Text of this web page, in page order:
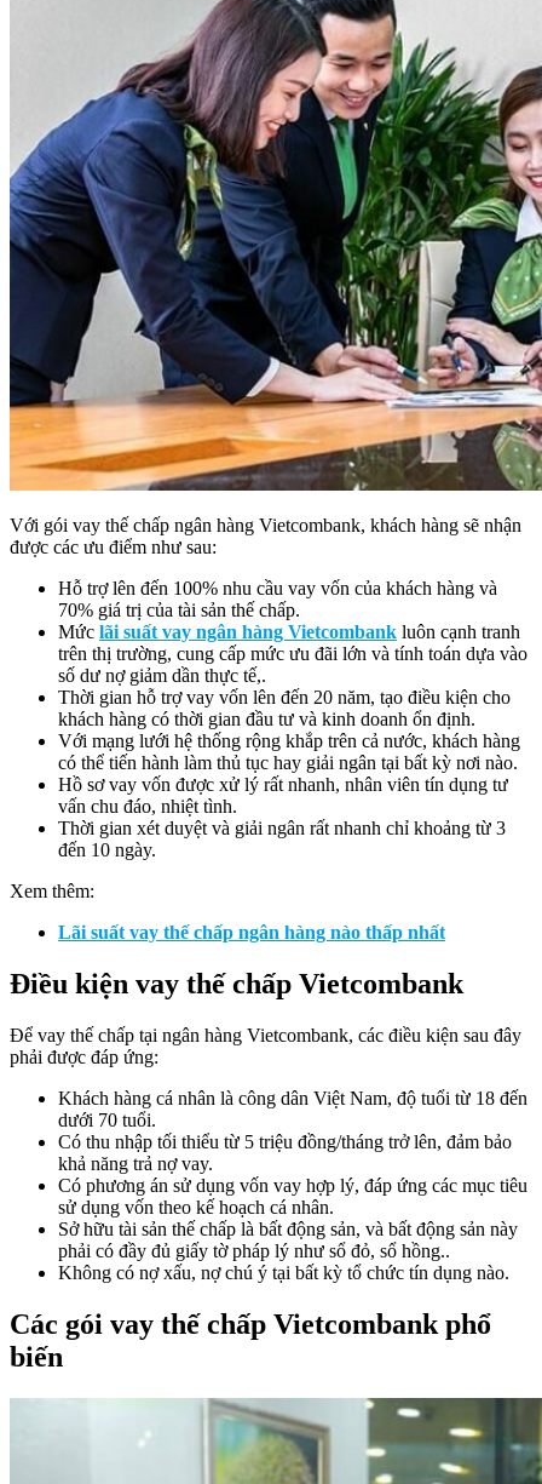
Với gói vay thế chấp ngân hàng Vietcombank, khách hàng sẽ nhận
được các ưu điểm như sau:
Hỗ trợ lên đến 100% nhu cầu vay vốn của khách hàng và
70% giá trị của tài sản thế chấp.
Mức lãi suất vay ngân hàng Vietcombank luôn cạnh tranh
trên thị trường, cung cấp mức ưu đãi lớn và tính toán dựa vào
số dư nợ giảm dần thực tế,.
Thời gian hỗ trợ vay vốn lên đến 20 năm, tạo điều kiện cho
khách hàng có thời gian đầu tư và kinh doanh ổn định.
Với mạng lưới hệ thống rộng khắp trên cả nước, khách hàng
có thể tiến hành làm thủ tục hay giải ngân tại bất kỳ nơi nào.
Hồ sơ vay vốn được xử lý rất nhanh, nhân viên tín dụng tư
vấn chu đáo, nhiệt tình.
Thời gian xét duyệt và giải ngân rất nhanh chỉ khoảng từ 3
đến 10 ngày.
Xem thêm:
Lãi suất vay thế chấp ngân hàng nào thấp nhất
Điều kiện vay thế chấp Vietcombank
Để vay thế chấp tại ngân hàng Vietcombank, các điều kiện sau đây
phải được đáp ứng:
Khách hàng cá nhân là công dân Việt Nam, độ tuổi từ 18 đến
dưới 70 tuổi.
Có thu nhập tối thiểu từ 5 triệu đồng/tháng trở lên, đảm bảo
khả năng trả nợ vay.
Có phương án sử dụng vốn vay hợp lý, đáp ứng các mục tiêu
sử dụng vốn theo kế hoạch cá nhân.
Sở hữu tài sản thế chấp là bất động sản, và bất động sản này
phải có đầy đủ giấy tờ pháp lý như sổ đỏ, sổ hồng..
Không có nợ xấu, nợ chú ý tại bất kỳ tổ chức tín dụng nào.
Các gói vay thế chấp Vietcombank phổ
biến